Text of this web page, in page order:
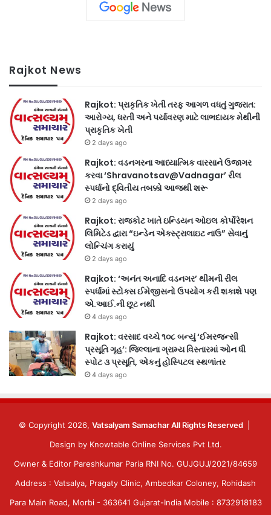
Rajkot News
Rajkot: પ્રાકૃતિક ખેતી તરફ આગળ વધતું ગુજરાત:
આરોગ્ય, ધરતી અને પર્યાવરણ માટે લાભદાયક મેથીની
પ્રાકૃતિક ખેતી
2 days ago
Rajkot: વડનગરના આધ્યાત્મિક વારસાને ઉજાગર
કરવા ‘Shravanotsav@Vadnagar’ રીલ
સ્પર્ધાનો દ્વિતીય તબક્કો આજથી શરૂ
2 days ago
Rajkot: રાજકોટ ખાતે ઇન્ડિયન ઓઇલ કોર્પોરેશન
લિમિટેડ દ્વારા “ઇન્ડેન એક્સ્ટ્રાલાઇટ નાઉ” સેવાનું
લોન્ચિંગ કરાયું
2 days ago
Rajkot: ‘અનંત અનાદિ વડનગર’ થીમની રીલ
સ્પર્ધામાં સ્ટોક્સ ઈમેજીસનો ઉપયોગ કરી શકાશે પણ
એ.આઈ.ની છૂટ નથી
4 days ago
Rajkot: વરસાદ વચ્ચે ૧૦૮ બન્યું ‘ઈમરજન્સી
પ્રસૂતિ ગૃહ’: જિલ્લાના ગ્રામ્ય વિસ્તારમાં ઓન ધી
સ્પોટ ૩ પ્રસૂતિ, એકનું હોસ્પિટલ સ્થળાંતર
4 days ago
© Copyright 2026, Vatsalyam Samachar All Rights Reserved
Design by Knowtable Online Services Pvt Ltd.
Owner & Editor Pareshkumar Paria RNI No. GUJGUJ/2021/84659
Address : Vatsalya, Pragaty Clinic, Ambedkar Coloney, Rohidash
Para Main Road, Morbi - 363641 Gujarat-India Mobile : 8732918183